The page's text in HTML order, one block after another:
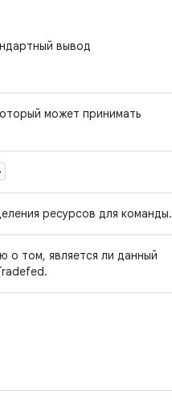
вывод
может принимать
ресурсов для команды.
о том, является ли данный